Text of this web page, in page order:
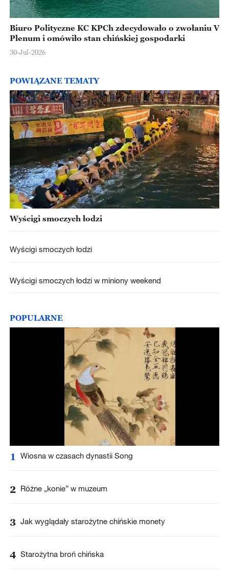
Biuro Polityczne KC KPCh zdecydowało o zwołaniu V
Plenum i omówiło stan chińskiej gospodarki
30-Jul-2026
POWIĄZANE TEMATY
Wyścigi smoczych łodzi
Wyścigi smoczych łodzi
Wyścigi smoczych łodzi w miniony weekend
POPULARNE
1 Wiosna w czasach dynastii Song
2 Różne „konie” w muzeum
3 Jak wyglądały starożytne chińskie monety
4 Starożytna broń chińska